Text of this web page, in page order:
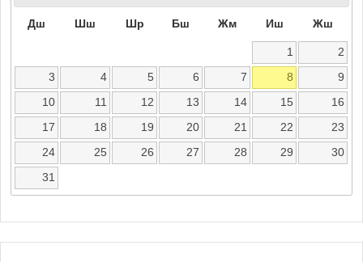
Дш Шш Шр Бш Жм Иш Жш
1
2
3
4 5 6 7 8
9
10
11 12 13 14 15
16
17
18 19 20 21 22
23
24
25 26 27 28 29
30
31